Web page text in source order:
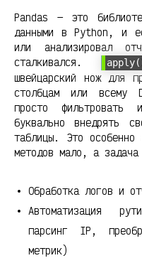
Pandas — это
данными в Python, и
или анализировал
сталкивался.
швейцарский нож для
столбцам или всему
просто
буквально внедрять
таблицы. Это особенно
методов мало, а
Обработка логов и
Автоматизация
парсинг IP,
метрик)